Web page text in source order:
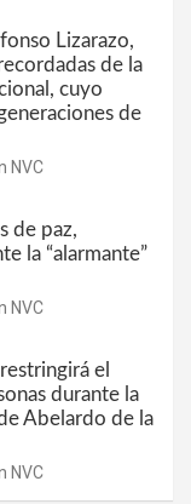
Lizarazo,
de la
cuyo
de
NVC
de paz,
la “alarmante”
NVC
el
durante la
Abelardo de la
NVC